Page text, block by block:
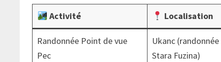
Activité Localisation
Randonnée Point de vue
Pec
Ukanc
Stara Fuzina)